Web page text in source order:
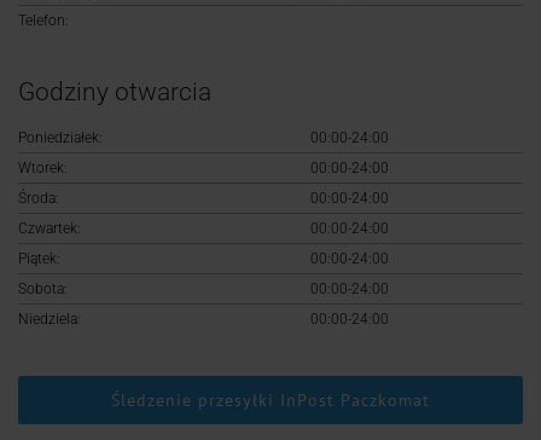
Telefon:
Godziny otwarcia
Poniedziałek:
00:00-24:00
Wtorek:
00:00-24:00
Środa:
00:00-24:00
Czwartek:
00:00-24:00
Piątek:
00:00-24:00
Sobota:
00:00-24:00
Niedziela:
00:00-24:00
Śledzenie przesyłki InPost Paczkomat